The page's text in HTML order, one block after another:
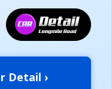
Detail ›